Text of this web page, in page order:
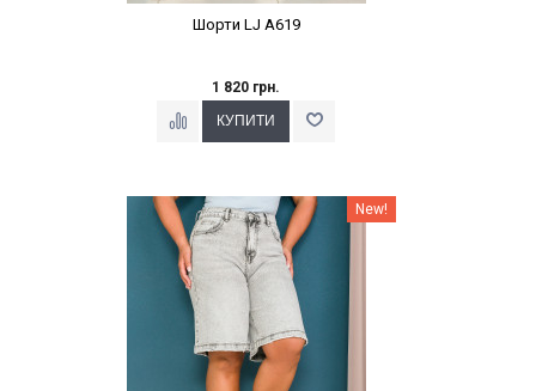
Шорти LJ A619
1 820 грн.
Наклейки Варіант з % New!